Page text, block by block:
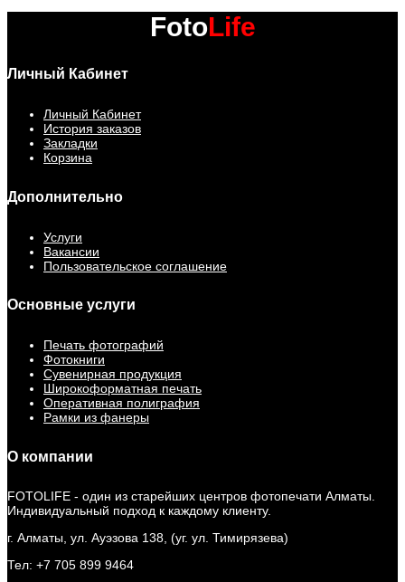
FotoLife
Личный Кабинет
Личный Кабинет
История заказов
Закладки
Корзина
Дополнительно
Услуги
Вакансии
Пользовательское соглашение
Основные услуги
Печать фотографий
Фотокниги
Сувенирная продукция
Широкоформатная печать
Оперативная полиграфия
Рамки из фанеры
О компании
FOTOLIFE - один из старейших центров фотопечати Алматы.
Индивидуальный подход к каждому клиенту.
г. Алматы, ул. Ауэзова 138, (уг. ул. Тимирязева)
Тел: +7 705 899 9464